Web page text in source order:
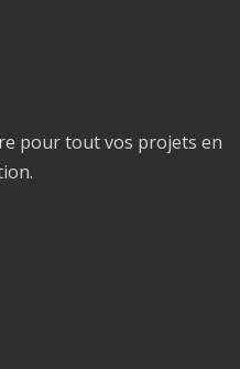
pour tout vos projets en